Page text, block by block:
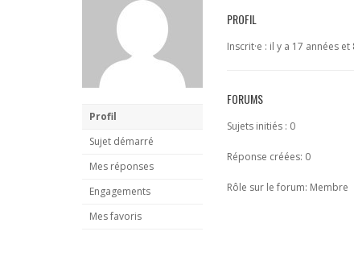
Profil
Sujet démarré
Mes réponses
Engagements
Mes favoris
PROFIL
Inscrit·e : il y a 17 années
FORUMS
Sujets initiés : 0
Réponse créées: 0
Rôle sur le forum: Membre